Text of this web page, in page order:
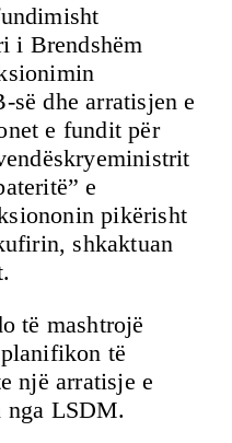
i Brendshëm
dhe arratisjen e
e fundit për
e
pikërisht
shkaktuan
të mashtrojë
të
një arratisje e
nga LSDM.